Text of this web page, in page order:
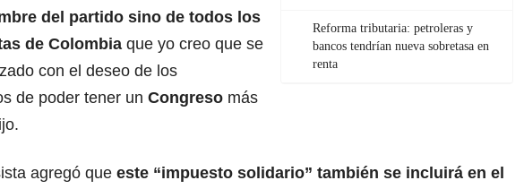
Reforma tributaria: petroleras y
bancos tendrían nueva sobretasa en
renta
del partido sino de todos los
de Colombia que yo creo que se
con el deseo de los
de poder tener un Congreso más
agregó que este “impuesto solidario” también se incluirá en el